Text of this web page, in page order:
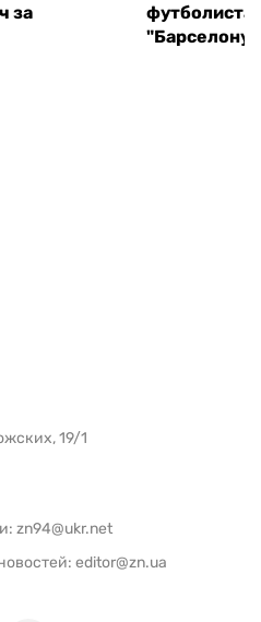
за
футболиста
19/1
zn94@ukr.net
editor@zn.ua